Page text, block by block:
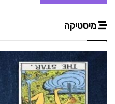
מיסטיקה